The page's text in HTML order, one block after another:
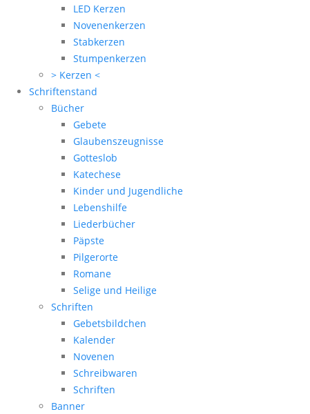
LED Kerzen
Novenenkerzen
Stabkerzen
Stumpenkerzen
> Kerzen <
Schriftenstand
Bücher
Gebete
Glaubenszeugnisse
Gotteslob
Katechese
Kinder und Jugendliche
Lebenshilfe
Liederbücher
Päpste
Pilgerorte
Romane
Selige und Heilige
Schriften
Gebetsbildchen
Kalender
Novenen
Schreibwaren
Schriften
Banner